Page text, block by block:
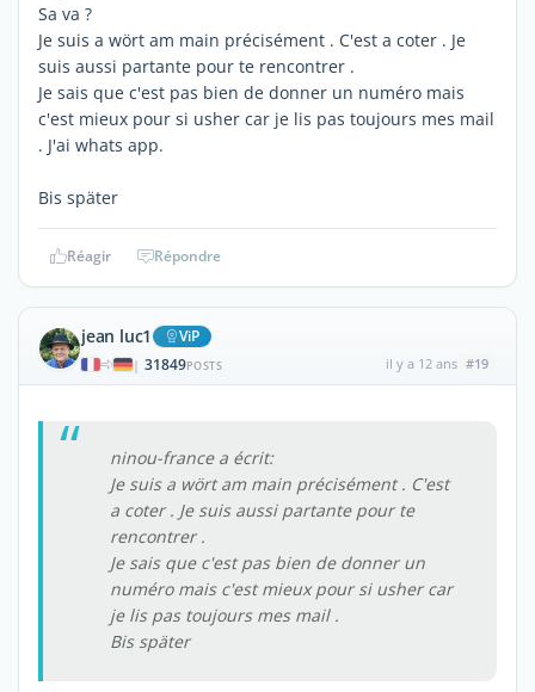
Sa va ?
Je suis a wört am main précisément . C'est a coter . Je
suis aussi partante pour te rencontrer .
Je sais que c'est pas bien de donner un numéro mais
c'est mieux pour si usher car je lis pas toujours mes mail
. J'ai whats app.
Bis später
Réagir Répondre
jean luc1 ViP
| 31849POSTS il y a 12 ans #19
ninou-france a écrit:
Je suis a wört am main précisément . C'est
a coter . Je suis aussi partante pour te
rencontrer .
Je sais que c'est pas bien de donner un
numéro mais c'est mieux pour si usher car
je lis pas toujours mes mail .
Bis später